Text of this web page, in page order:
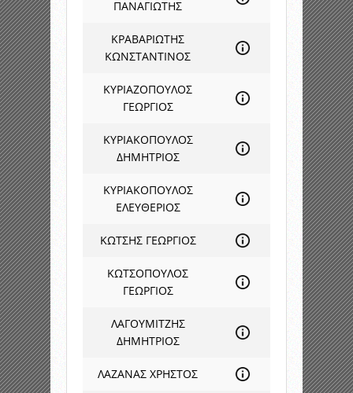
ΠΑΝΑΓΙΩΤΗΣ
ΚΡΑΒΑΡΙΩΤΗΣ
ΚΩΝΣΤΑΝΤΙΝΟΣ
ΚΥΡΙΑΖΟΠΟΥΛΟΣ
ΓΕΩΡΓΙΟΣ
ΚΥΡΙΑΚΟΠΟΥΛΟΣ
ΔΗΜΗΤΡΙΟΣ
ΚΥΡΙΑΚΟΠΟΥΛΟΣ
ΕΛΕΥΘΕΡΙΟΣ
ΚΩΤΣΗΣ ΓΕΩΡΓΙΟΣ
ΚΩΤΣΟΠΟΥΛΟΣ
ΓΕΩΡΓΙΟΣ
ΛΑΓΟΥΜΙΤΖΗΣ
ΔΗΜΗΤΡΙΟΣ
ΛΑΖΑΝΑΣ ΧΡΗΣΤΟΣ